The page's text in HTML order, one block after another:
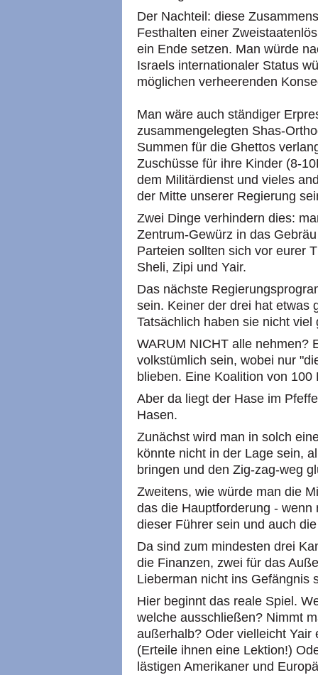
Der Nachteil: diese
Festhalten einer
ein Ende setzen. Man würde
Israels internationaler Status
möglichen verheerenden
Man wäre auch ständiger
zusammengelegten Shas-
Summen für die Ghettos
Zuschüsse für ihre Kinder (8-
dem Militärdienst und vieles
der Mitte unserer Regierung
Zwei Dinge verhindern dies:
Zentrum-Gewürz in das
Parteien sollten sich vor eurer
Sheli, Zipi und Yair.
Das nächste
sein. Keiner der drei hat etwas
Tatsächlich haben sie nicht
WARUM NICHT alle nehmen?
volkstümlich sein, wobei nur
blieben. Eine Koalition von 100
Aber da liegt der Hase im
Hasen.
Zunächst wird man in solch
könnte nicht in der Lage sein,
bringen und den Zig-zag-weg
Zweitens, wie würde man die
das die Hauptforderung -
dieser Führer sein und auch
Da sind zum mindesten drei
die Finanzen, zwei für das
Lieberman nicht ins Gefängnis
Hier beginnt das reale Spiel.
welche ausschließen? Nimmt
außerhalb? Oder vielleicht
(Erteile ihnen eine Lektion!)
lästigen Amerikaner und